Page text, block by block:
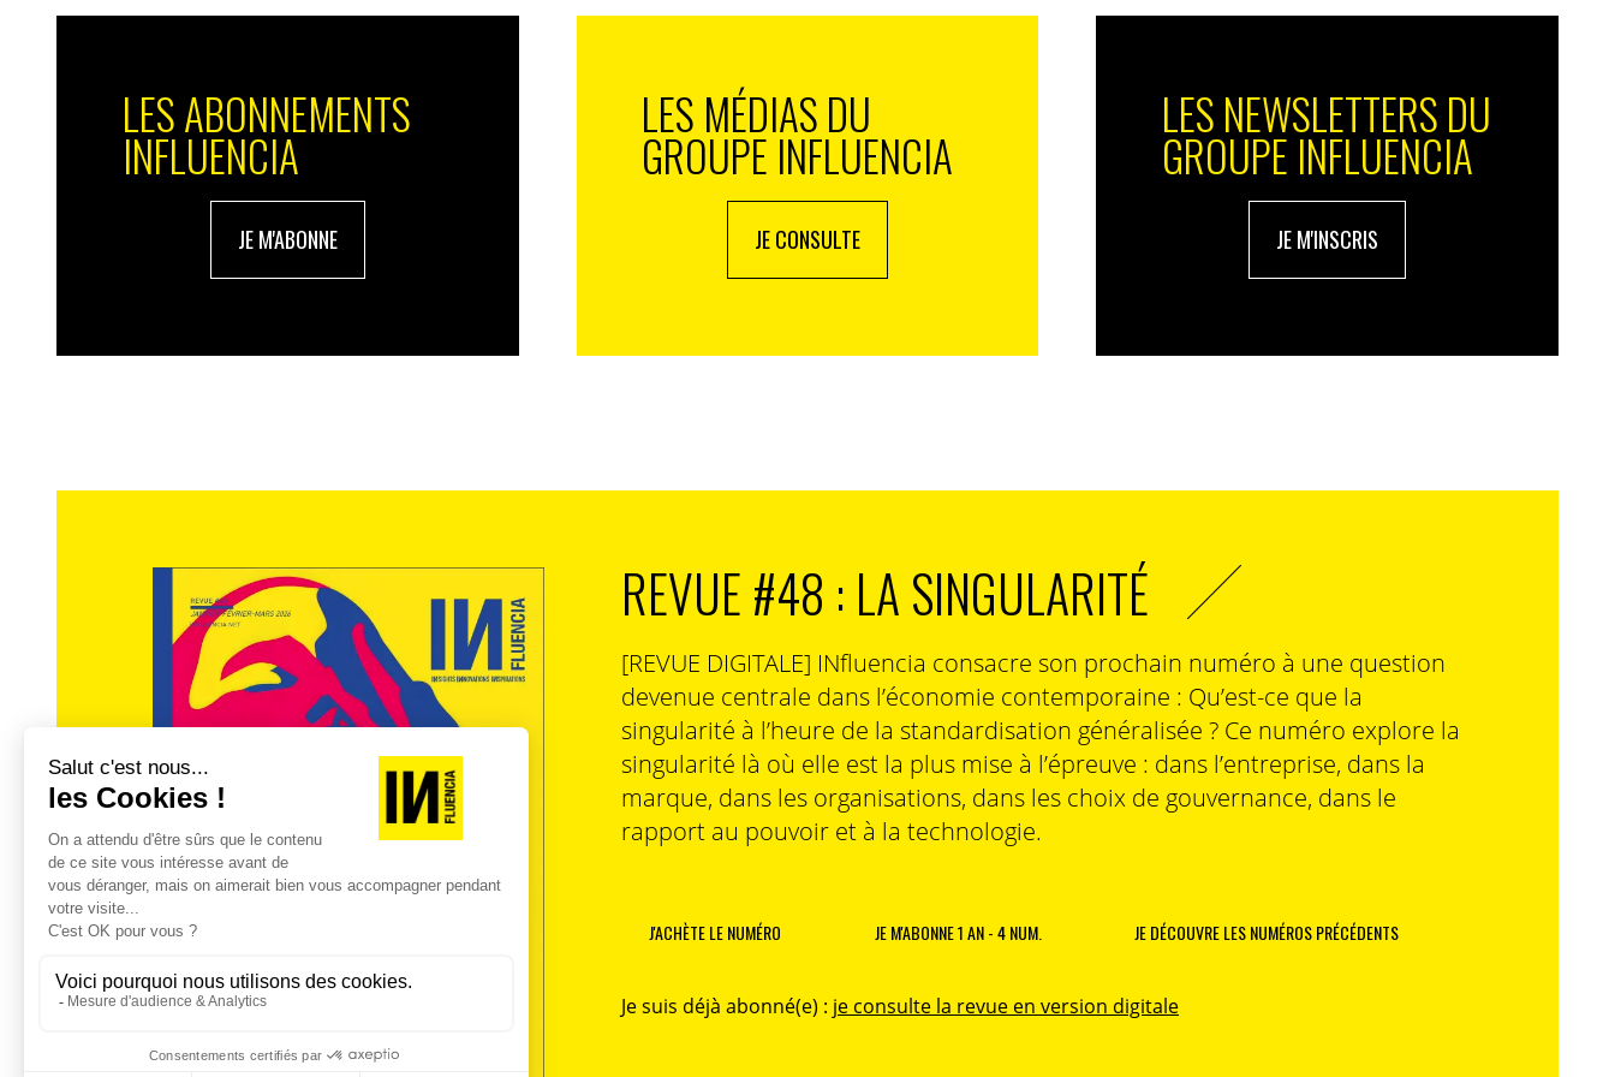
Ce concept de consommation collaborative déborde même dans la sphère amoureuse. Ainsi,
de nouveaux modèles de sites de rencontres proposent désormais de faire connaissance au
restaurant, en se réunissant entre personnes partageant des intérêts communs, dans un
endroit atypique, propice aux conversations. Au menu : brunch, apéritif dînatoire ou pique-
nique, il y en a pour tous les goûts. Certaines marques surfent d’ailleurs sur cette vague pour
créer le buzz, comme Knorr, dont la campagne virale #LoveAtFirstTaste (amoureux dès la
S’ensuivaient des situations cocasses, tendres ou complices, avec parfois, au bout de
reçoit, on apprécie de faire des efforts. On touche d’ailleurs ici à ce qui distingue
seule optique de survivre. Il semblerait qu’aujourd’hui, avec l’appui du digital, cette dimension
sociale du repas soit plus que jamais d’actualité et qu’elle se renforce même. Curiosité, quand
tu nous tiens !
Article publié dans la revue INfluencia sur la curiosité. Découvrez sa version digitale
LES ABONNEMENTS
INFLUENCIA
JE M'ABONNE
LES MÉDIAS DU
GROUPE INFLUENCIA
JE CONSULTE
LES NEWSLETTERS DU
GROUPE INFLUENCIA
JE M'INSCRIS
REVUE #48 : LA SINGULARITÉ
[REVUE DIGITALE] INfluencia consacre son prochain numéro à une question
devenue centrale dans l’économie contemporaine : Qu’est-ce que la
singularité à l’heure de la standardisation généralisée ? Ce numéro explore la
singularité là où elle est la plus mise à l’épreuve : dans l’entreprise, dans la
marque, dans les organisations, dans les choix de gouvernance, dans le
rapport au pouvoir et à la technologie.
J'ACHÈTE LE NUMÉRO JE M'ABONNE 1 AN - 4 NUM. JE DÉCOUVRE LES NUMÉROS PRÉCÉDENTS
Je suis déjà abonné(e) : je consulte la revue en version digitale